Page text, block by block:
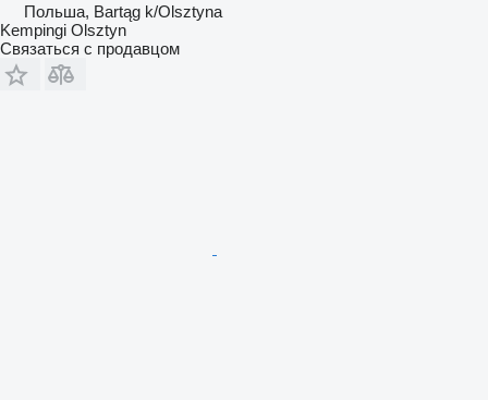
Польша, Bartąg k/Olsztyna
Kempingi Olsztyn
Связаться с продавцом